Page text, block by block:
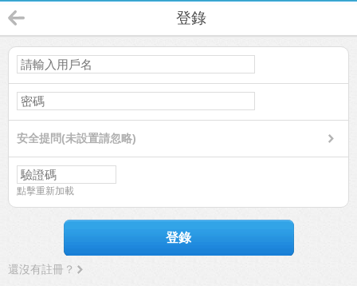
登錄
安全提問(未設置請忽略)
點擊重新加載
登錄
還沒有註冊？